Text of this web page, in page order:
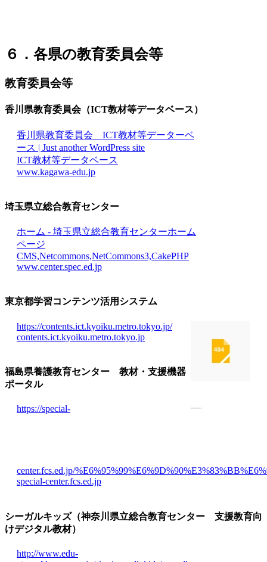
６．各県の教育委員会等
教育委員会等
香川県教育委員会（ICT教材等データベース）
香川県教育委員会 ICT教材等データーベ
ース | Just another WordPress site
ICT教材等データベース
www.kagawa-edu.jp
埼玉県立総合教育センター
ホーム - 埼玉県立総合教育センターホーム
ページ
CMS,Netcommons,NetCommons3,CakePHP
www.center.spec.ed.jp
東京都学習コンテンツ活用システム
https://contents.ict.kyoiku.metro.tokyo.jp/
contents.ict.kyoiku.metro.tokyo.jp
福島県養護教育センター 教材・支援機器
ポータル
https://special-
center.fcs.ed.jp/
special-center.fcs.ed.jp
シーガルキッズ（神奈川県立総合教育センター 支援教育向
けデジタル教材）
http://www.edu-